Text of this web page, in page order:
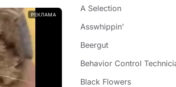
РЕКЛАМА
A Selection
Asswhippin'
Beergut
Behavior Control
Black Flowers